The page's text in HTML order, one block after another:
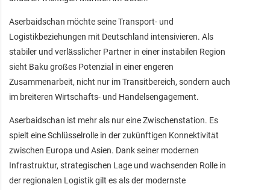
Aserbaidschan möchte seine Transport- und
Logistikbeziehungen mit Deutschland intensivieren. Als
stabiler und verlässlicher Partner in einer instabilen Region
sieht Baku großes Potenzial in einer engeren
Zusammenarbeit, nicht nur im Transitbereich, sondern auch
im breiteren Wirtschafts- und Handelsengagement.
Aserbaidschan ist mehr als nur eine Zwischenstation. Es
spielt eine Schlüsselrolle in der zukünftigen Konnektivität
zwischen Europa und Asien. Dank seiner modernen
Infrastruktur, strategischen Lage und wachsenden Rolle in
der regionalen Logistik gilt es als der modernste